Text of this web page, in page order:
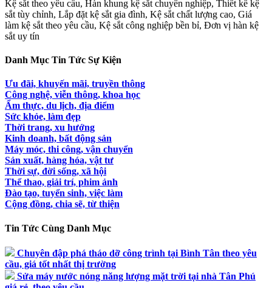
Kệ sắt theo yêu cầu, Hàn khung kệ sắt chuyên nghiệp, Thiết kế kệ
sắt tùy chỉnh, Lắp đặt kệ sắt gia đình, Kệ sắt chất lượng cao, Giá
làm kệ sắt theo yêu cầu, Kệ sắt công nghiệp bền bỉ, Đơn vị hàn kệ
sắt uy tín
Danh Mục Tin Tức Sự Kiện
Ưu đãi, khuyến mãi, truyền thông
Công nghệ, viễn thông, khoa học
Ẩm thực, du lịch, địa điểm
Sức khỏe, làm đẹp
Thời trang, xu hướng
Kinh doanh, bất động sản
Máy móc, thi công, vận chuyển
Sản xuất, hàng hóa, vật tư
Thời sự, đời sống, xã hội
Thể thao, giải trí, phim ảnh
Đào tạo, tuyển sinh, việc làm
Cộng đồng, chia sẽ, từ thiện
Tin Tức Cùng Danh Mục
Chuyên đập phá tháo dỡ công trình tại Bình Tân theo yêu
cầu, giá tốt nhất thị trường
Sửa máy nước nóng năng lượng mặt trời tại nhà Tân Phú